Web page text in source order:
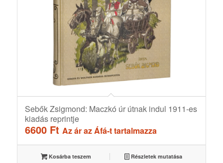
Sebők Zsigmond: Maczkó úr útnak indul 1911-es
kiadás reprintje
6600 Ft Az ár az Áfá-t tartalmazza
Kosárba teszem Részletek mutatása